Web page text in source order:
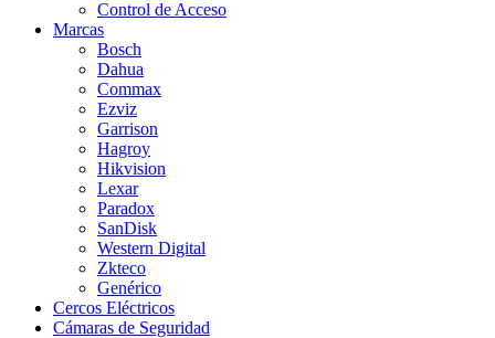
Control de Acceso
Marcas
Bosch
Dahua
Commax
Ezviz
Garrison
Hagroy
Hikvision
Lexar
Paradox
SanDisk
Western Digital
Zkteco
Genérico
Cercos Eléctricos
Cámaras de Seguridad